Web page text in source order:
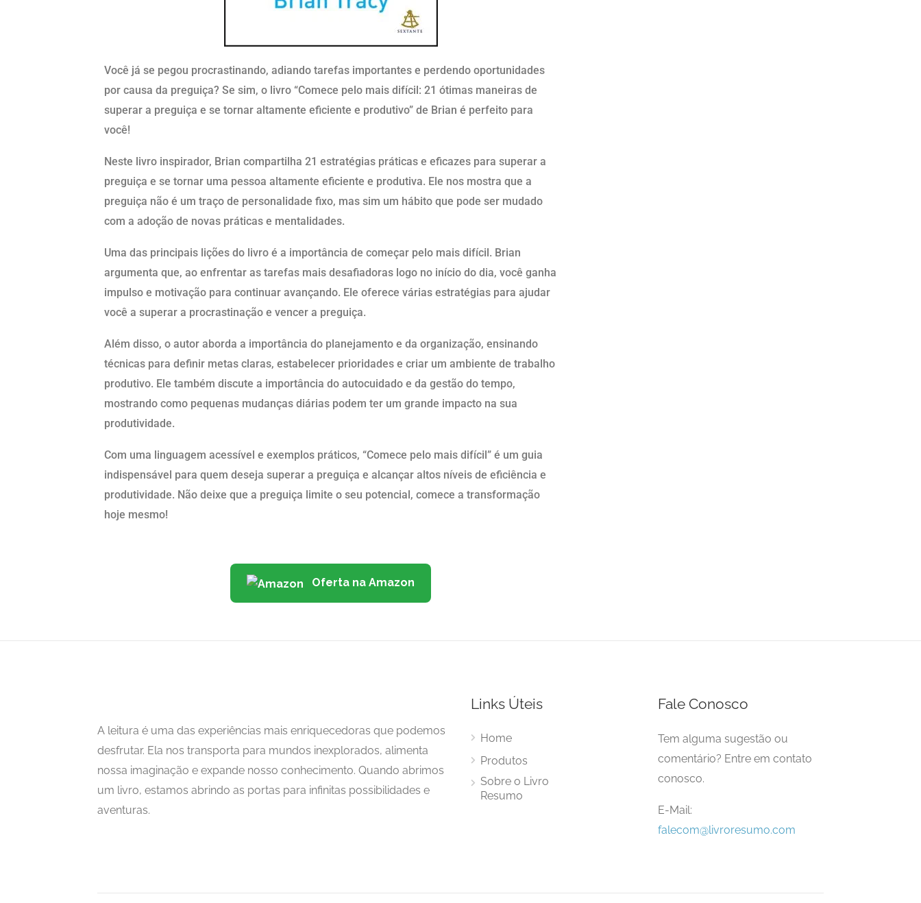
Você já se pegou procrastinando, adiando tarefas importantes e perdendo oportunidades
por causa da preguiça? Se sim, o livro “Comece pelo mais difícil: 21 ótimas maneiras de
superar a preguiça e se tornar altamente eficiente e produtivo” de Brian é perfeito para
você!
Neste livro inspirador, Brian compartilha 21 estratégias práticas e eficazes para superar a
preguiça e se tornar uma pessoa altamente eficiente e produtiva. Ele nos mostra que a
preguiça não é um traço de personalidade fixo, mas sim um hábito que pode ser mudado
com a adoção de novas práticas e mentalidades.
Uma das principais lições do livro é a importância de começar pelo mais difícil. Brian
argumenta que, ao enfrentar as tarefas mais desafiadoras logo no início do dia, você ganha
impulso e motivação para continuar avançando. Ele oferece várias estratégias para ajudar
você a superar a procrastinação e vencer a preguiça.
Além disso, o autor aborda a importância do planejamento e da organização, ensinando
técnicas para definir metas claras, estabelecer prioridades e criar um ambiente de trabalho
produtivo. Ele também discute a importância do autocuidado e da gestão do tempo,
mostrando como pequenas mudanças diárias podem ter um grande impacto na sua
produtividade.
Com uma linguagem acessível e exemplos práticos, “Comece pelo mais difícil” é um guia
indispensável para quem deseja superar a preguiça e alcançar altos níveis de eficiência e
produtividade. Não deixe que a preguiça limite o seu potencial, comece a transformação
hoje mesmo!
Oferta na Amazon
A leitura é uma das experiências mais enriquecedoras que podemos
desfrutar. Ela nos transporta para mundos inexplorados, alimenta
nossa imaginação e expande nosso conhecimento. Quando abrimos
um livro, estamos abrindo as portas para infinitas possibilidades e
aventuras.
Links Úteis
Home
Produtos
Sobre o Livro
Resumo
Fale Conosco
Tem alguma sugestão ou
comentário? Entre em contato
conosco.
E-Mail:
falecom@livroresumo.com